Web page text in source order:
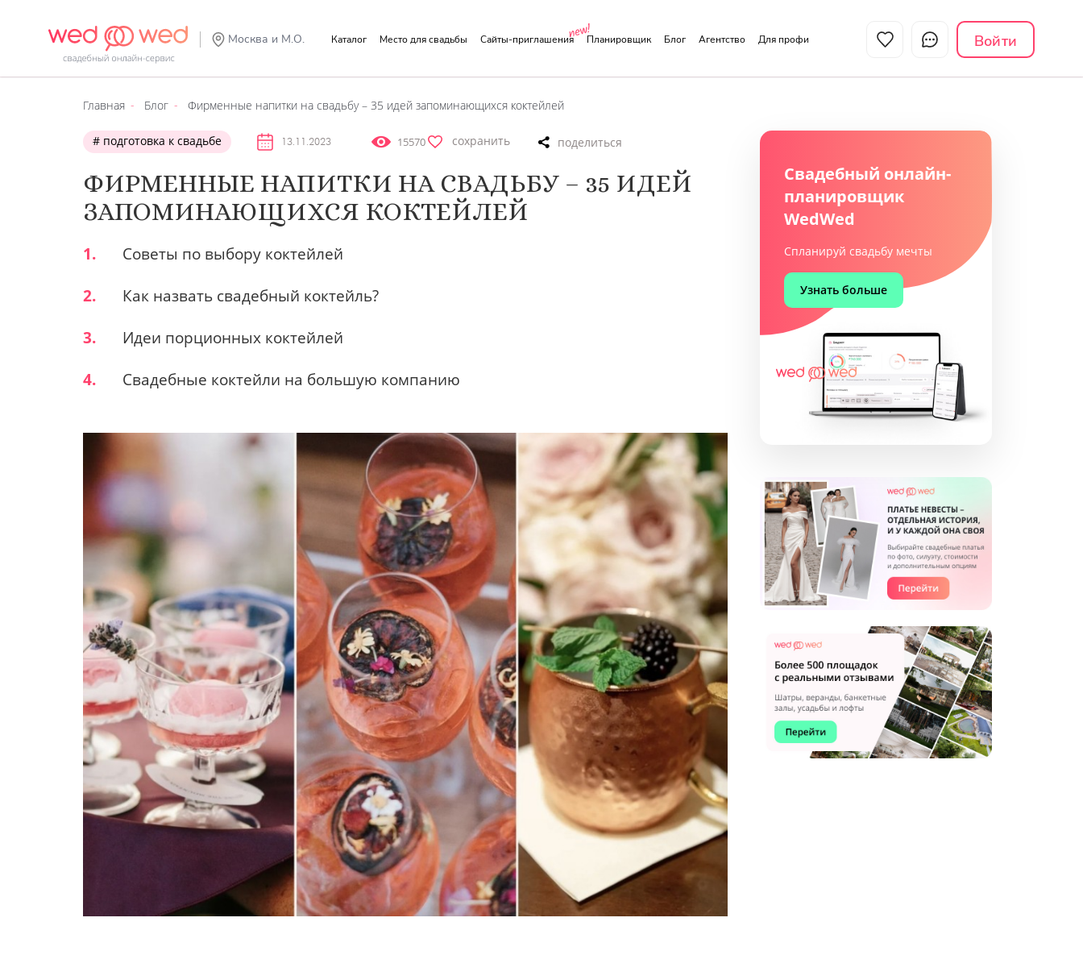
Москва и М.О. Войти
Каталог Место для свадьбы Сайты-приглашения Планировщик Блог Агентство Для профи
Главная Блог Фирменные напитки на свадьбу – 35 идей запоминающихся коктейлей
Свадебный онлайн-
планировщик
WedWed
Спланируй свадьбу мечты
Узнать больше
подготовка к свадьбе 13.11.2023 15570 сохранить
ФИРМЕННЫЕ НАПИТКИ НА СВАДЬБУ – 35 ИДЕЙ
ЗАПОМИНАЮЩИХСЯ КОКТЕЙЛЕЙ
1.
Советы по выбору коктейлей
2.
Как назвать свадебный коктейль?
3.
Идеи порционных коктейлей
4.
Свадебные коктейли на большую компанию